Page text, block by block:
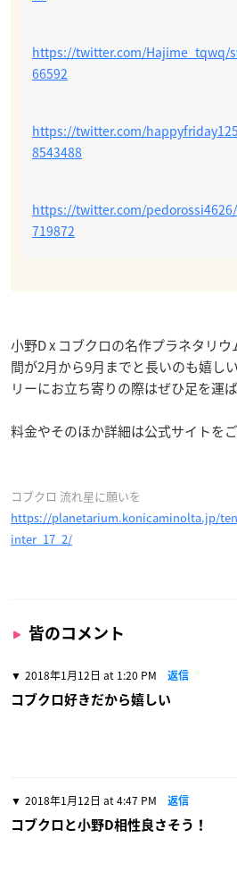
https://twitter.com/Hajime_tqwq/
66592
https://twitter.com/
8543488
https://twitter.com/
719872
小野D x コブクロの名作プラネタリ
間が2月から9月までと長いのも嬉し
リーにお立ち寄りの際はぜひ足を運
料金やそのほか詳細は公式サイトをご
コブクロ 流れ星に願いを
https://planetarium.konicaminolta.jp/
inter_17_2/
皆のコメント
2018年1月12日 at 1:20 PM 返信
コブクロ好きだから嬉しい
2018年1月12日 at 4:47 PM 返信
コブクロと小野D相性良さそう！